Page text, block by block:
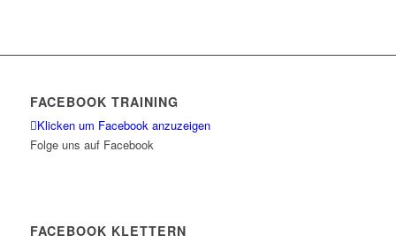
FACEBOOK TRAINING
Klicken um Facebook anzuzeigen
Folge uns auf Facebook
FACEBOOK KLETTERN